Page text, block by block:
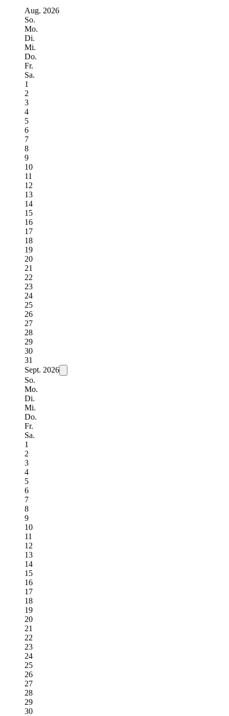
Aug. 2026
So.
Mo.
Di.
Mi.
Do.
Fr.
Sa.
1
2
3
4
5
6
7
8
9
10
11
12
13
14
15
16
17
18
19
20
21
22
23
24
25
26
27
28
29
30
31
Sept. 2026
So.
Mo.
Di.
Mi.
Do.
Fr.
Sa.
1
2
3
4
5
6
7
8
9
10
11
12
13
14
15
16
17
18
19
20
21
22
23
24
25
26
27
28
29
30